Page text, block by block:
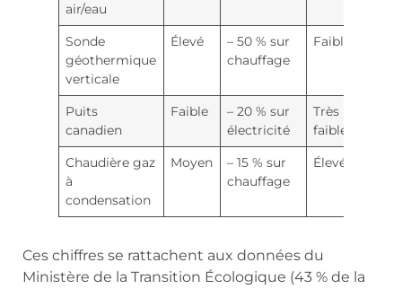
air/eau
Sonde
géothermique
verticale
Élevé
– 50 % sur
chauffage
Faibles
Puits
canadien
Faible
– 20 % sur
électricité
Très
faibles
Chaudière gaz
à
condensation
Moyen
– 15 % sur
chauffage
Élevées
Ces chiffres se rattachent aux données du
Ministère de la Transition Écologique (43 % de la